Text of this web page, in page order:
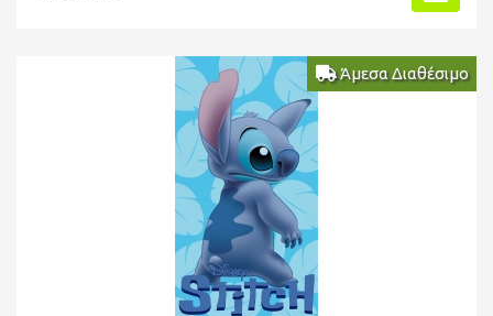
Άμεσα Διαθέσιμο